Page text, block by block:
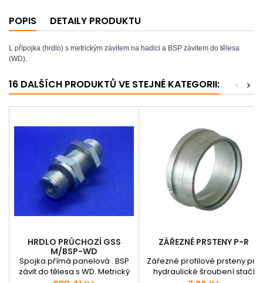
POPIS DETAILY PRODUKTU
L přípojka (hrdlo) s metrickým závitem na hadici a BSP závitem do tělesa
(WD).
16 DALŠÍCH PRODUKTŮ VE STEJNÉ KATEGORII: >
<
HRDLO PRŮCHOZÍ GSS
M/BSP-WD
Spojka přímá panelová . BSP
závit do tělesa s WD. Metrický
ZÁŘEZNÉ PRSTENY P-R
Zářezné profilové prsteny pro
hydraulické šroubení stačí